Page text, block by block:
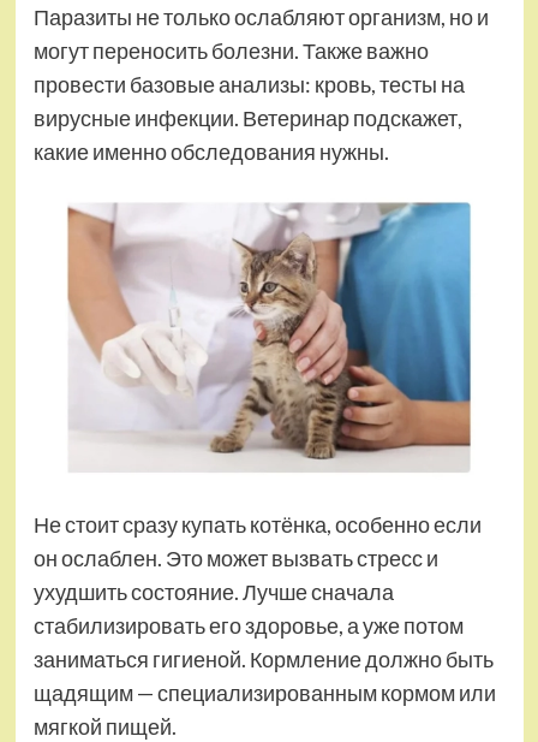
Паразиты не только ослабляют организм, но и
могут переносить болезни. Также важно
провести базовые анализы: кровь, тесты на
вирусные инфекции. Ветеринар подскажет,
какие именно обследования нужны.
Не стоит сразу купать котёнка, особенно если
он ослаблен. Это может вызвать стресс и
ухудшить состояние. Лучше сначала
стабилизировать его здоровье, а уже потом
заниматься гигиеной. Кормление должно быть
щадящим — специализированным кормом или
мягкой пищей.